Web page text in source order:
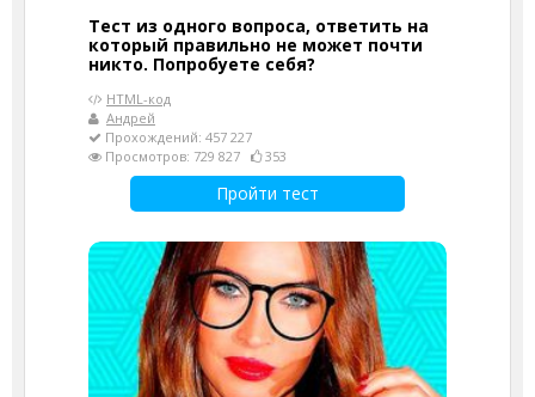
Тест из одного вопроса, ответить на
который правильно не может почти
никто. Попробуете себя?
HTML-код
Андрей
Прохождений: 457 227
Просмотров: 729 827
353
Пройти тест